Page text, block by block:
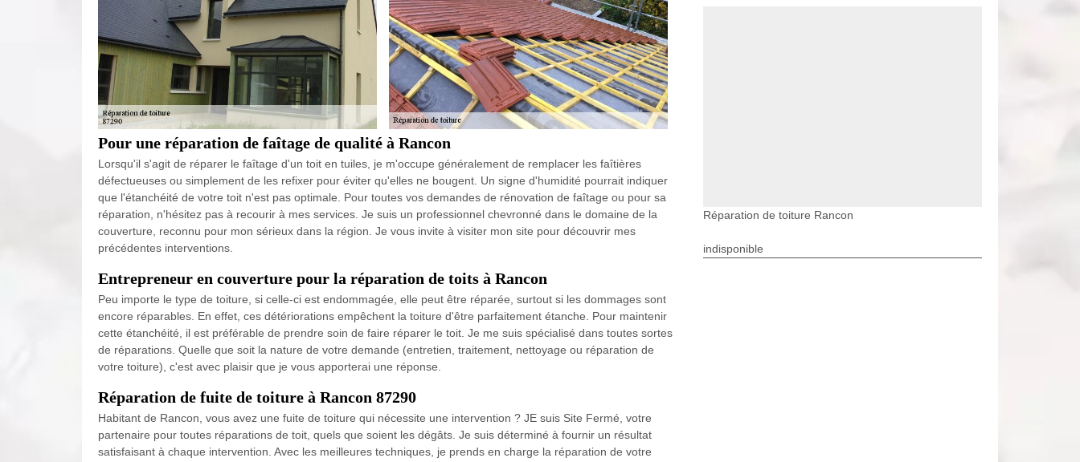
Pour une réparation de faîtage de qualité à Rancon
Lorsqu'il s'agit de réparer le faîtage d'un toit en tuiles, je m'occupe généralement de remplacer les faîtières
défectueuses ou simplement de les refixer pour éviter qu'elles ne bougent. Un signe d'humidité pourrait indiquer
que l'étanchéité de votre toit n'est pas optimale. Pour toutes vos demandes de rénovation de faîtage ou pour sa
réparation, n'hésitez pas à recourir à mes services. Je suis un professionnel chevronné dans le domaine de la
couverture, reconnu pour mon sérieux dans la région. Je vous invite à visiter mon site pour découvrir mes
précédentes interventions.
Entrepreneur en couverture pour la réparation de toits à Rancon
Peu importe le type de toiture, si celle-ci est endommagée, elle peut être réparée, surtout si les dommages sont
encore réparables. En effet, ces détériorations empêchent la toiture d'être parfaitement étanche. Pour maintenir
cette étanchéité, il est préférable de prendre soin de faire réparer le toit. Je me suis spécialisé dans toutes sortes
de réparations. Quelle que soit la nature de votre demande (entretien, traitement, nettoyage ou réparation de
votre toiture), c'est avec plaisir que je vous apporterai une réponse.
Réparation de fuite de toiture à Rancon 87290
Habitant de Rancon, vous avez une fuite de toiture qui nécessite une intervention ? JE suis Site Fermé, votre
partenaire pour toutes réparations de toit, quels que soient les dégâts. Je suis déterminé à fournir un résultat
satisfaisant à chaque intervention. Avec les meilleures techniques, je prends en charge la réparation de votre
Réparation de toiture Rancon
indisponible